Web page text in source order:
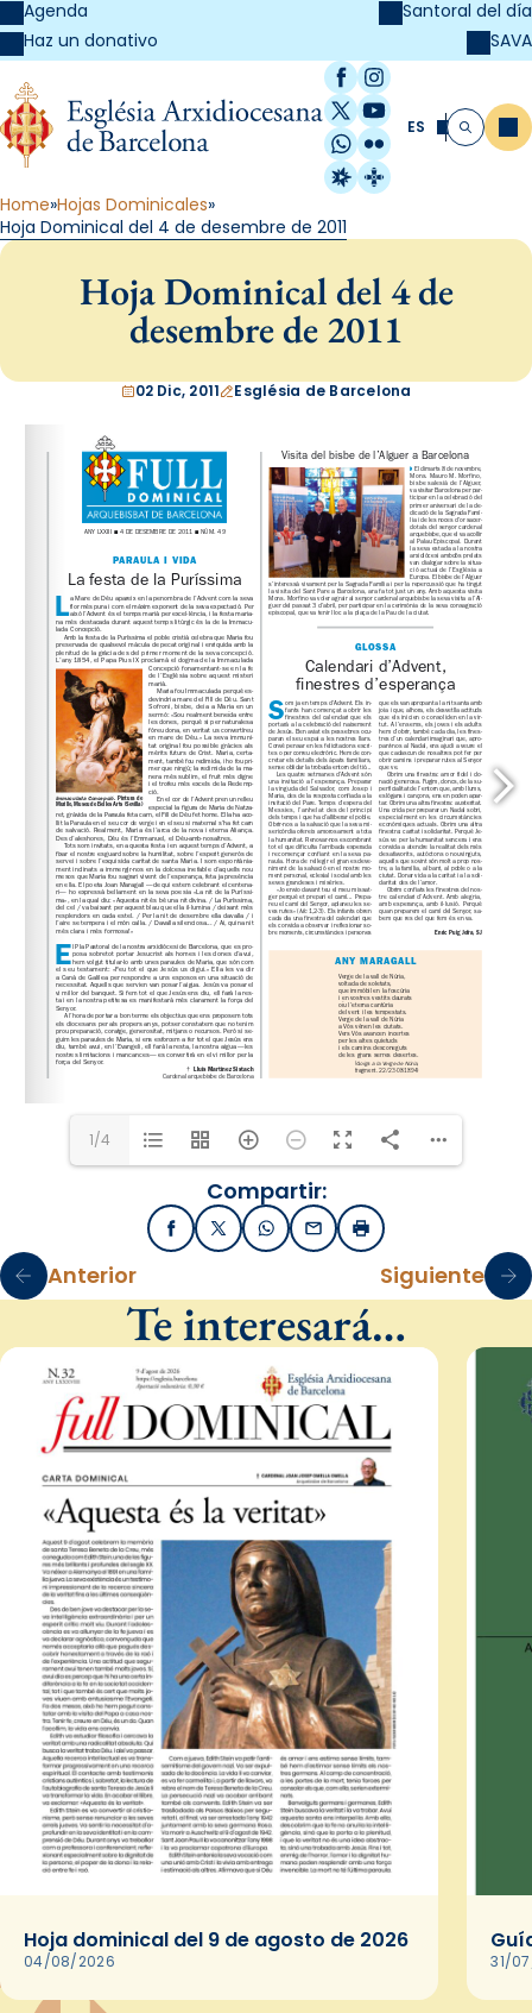
Agenda
Haz un donativo
Santoral del día
SAVA
Facebook
Instagram
X / Twitter
YouTube
WhatsApp
Flickr
Radio Estel
Catalunya
ES Buscar
Home Hojas Dominicales
Hoja Dominical del 4 de desembre de 2011
Hoja Dominical del 4 de
desembre de 2011
02 Dic, 2011 Església de Barcelona
1/4
Compartir:
FacebookX / TwitterWhatsApp
EmailImprimir
Anterior Siguiente
Te interesará…
Hoja dominical del 9 de agosto de 2026
04/08/2026 31/